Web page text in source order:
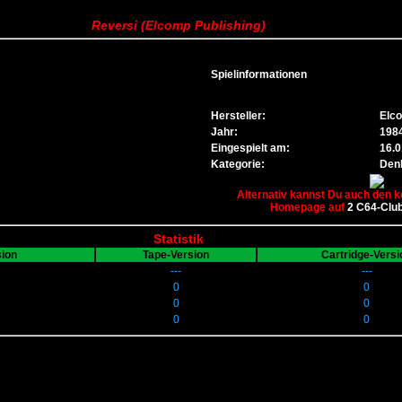
Reversi (Elcomp Publishing)
Spielinformationen
Hersteller:
Jahr:
Eingespielt am:
Kategorie:
Alternativ kannst Du auch den
Homepage auf 2 C64-
Statistik
Tape-Version
Cartridge-
---
---
0
0
0
0
0
0